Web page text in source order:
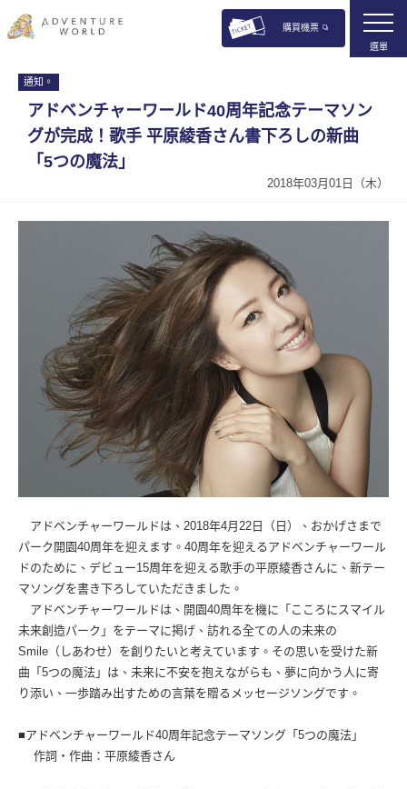
購買機票
選單
通知。
アドベンチャーワールド40周年記念テーマソン
グが完成！歌手 平原綾香さん書下ろしの新曲
「5つの魔法」
2018年03月01日（木）
アドベンチャーワールドは、2018年4月22日（日）、おかげさまで
パーク開園40周年を迎えます。40周年を迎えるアドベンチャーワール
ドのために、デビュー15周年を迎える歌手の平原綾香さんに、新テー
マソングを書き下ろしていただきました。
アドベンチャーワールドは、開園40周年を機に「こころにスマイル
未来創造パーク」をテーマに掲げ、訪れる全ての人の未来の
Smile（しあわせ）を創りたいと考えています。その思いを受けた新
曲「5つの魔法」は、未来に不安を抱えながらも、夢に向かう人に寄
り添い、一歩踏み出すための言葉を贈るメッセージソングです。
■アドベンチャーワールド40周年記念テーマソング「5つの魔法」
作詞・作曲：平原綾香さん